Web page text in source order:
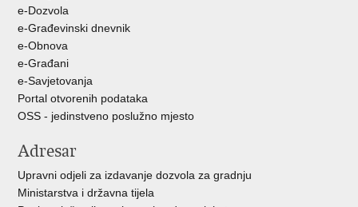
e-Dozvola
e-Građevinski dnevnik
e-Obnova
e-Građani
e-Savjetovanja
Portal otvorenih podataka
OSS - jedinstveno poslužno mjesto
Adresar
Upravni odjeli za izdavanje dozvola za gradnju
Ministarstva i državna tijela